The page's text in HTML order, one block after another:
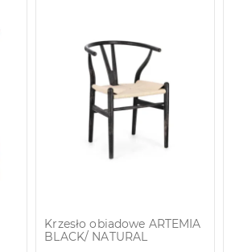
Krzesło obiadowe ARTEMIA
BLACK/ NATURAL